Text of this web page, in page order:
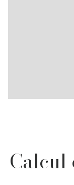
Calcul